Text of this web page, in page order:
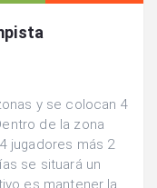
y se colocan 4
de la zona
jugadores más 2
se situará un
es mantener la